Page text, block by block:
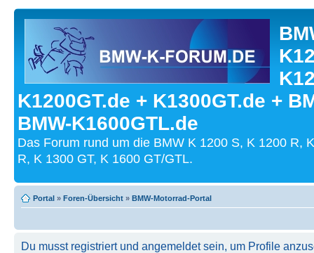
K1200GT.de + K1300GT.de +
BMW-K1600GTL.de
Das Forum rund um die BMW K 1200 S, K 1200 R,
R, K 1300 GT, K 1600 GT/GTL.
Portal » Foren-Übersicht » BMW-Motorrad-Portal
Du musst registriert und angemeldet sein, um Profile